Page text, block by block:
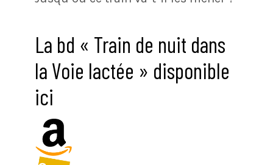
La bd « Train de nuit dans
la Voie lactée » disponible
ici